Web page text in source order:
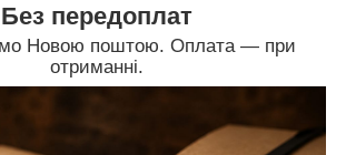
Без передоплат
Новою поштою. Оплата — при
отриманні.